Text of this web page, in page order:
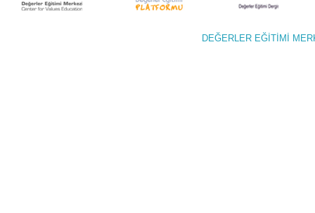
DEĞERLER EĞİTİMİ